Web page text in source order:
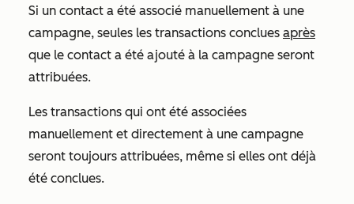
Si un contact a été associé manuellement à une
campagne, seules les transactions conclues après
que le contact a été ajouté à la campagne seront
attribuées.
Les transactions qui ont été associées
manuellement et directement à une campagne
seront toujours attribuées, même si elles ont déjà
été conclues.